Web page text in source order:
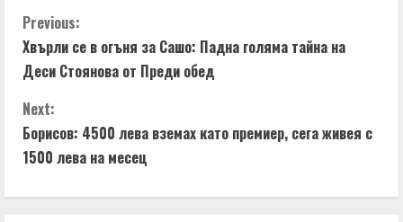
i
n
g
C
o
n
t
Previous:
Хвърли се в огъня за Сашо: Падна голяма тайна на
Деси Стоянова от Преди обед
Next:
Борисов: 4500 лева вземах като премиер, сега живея с
1500 лева на месец